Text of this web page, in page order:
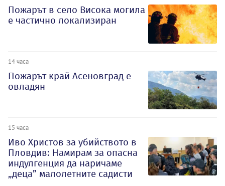
Пожарът в село Висока могила
е частично локализиран
14 часа
Пожарът край Асеновград е
овладян
15 часа
Иво Христов за убийството в
Пловдив: Намирам за опасна
индулгенция да наричаме
„деца” малолетните садисти